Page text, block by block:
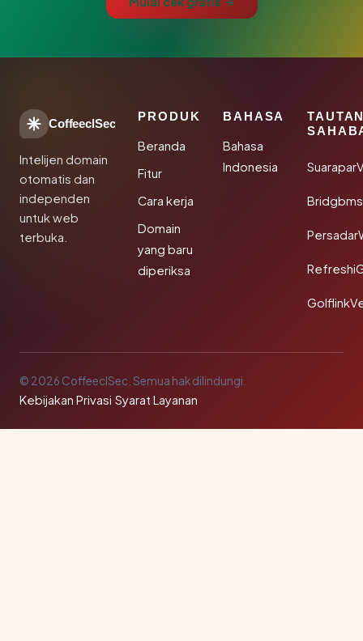
CoffeeclSec
Intelijen domain
otomatis dan
independen
untuk web
terbuka.
PRODUK
Beranda
Fitur
Cara kerja
Domain
yang baru
diperiksa
BAHASA
Bahasa
Indonesia
© 2026 CoffeeclSec. Semua hak dilindungi.
Kebijakan Privasi·Syarat Layanan